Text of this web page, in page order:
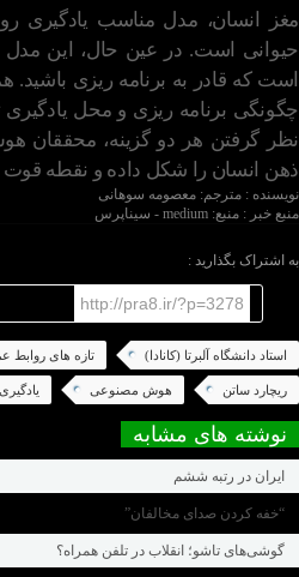
مغز انسان، مدل مناسب یادگیری
حیوانی است. در عین حال، این مدل
است که قادر به برنامه ریزی
چگونگی برنامه ریزی و محل
نظر گرفتن هر دو گزینه، محققان
ذهن انسان را شکل داده و نقطه
نویسنده : مترجم: معصومه سوهانی
منبع خبر : منبع: medium - سیناپرس
به اشتراک بگذارید :
http://pra8.ir/?p=3278
استاد دانشگاه آلبرتا (کانادا) تازه های روابط
ریچارد ساتن هوش مصنوعی
نوشته های مشابه
ایران در رتبه ششم
“خفه کردن صدای مخالفان”
گوشی‌های تاشو؛ انقلاب در تلفن همراه؟